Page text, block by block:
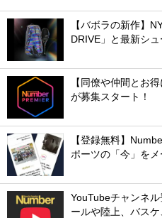
【バボラの新作】
DRIVE」と最新シ
【同僚や仲間とお
が募集スタート！
【登録無料】
ポーツの「今」をメ
YouTubeチャンネ
ールや陸上、バス